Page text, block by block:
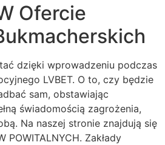
Ofercie
dzięki wprowadzeniu podczas
LVBET. O to, czy będzie
sam, obstawiając
świadomością zagrożenia,
Na naszej stronie znajdują się
POWITALNYCH. Zakłady